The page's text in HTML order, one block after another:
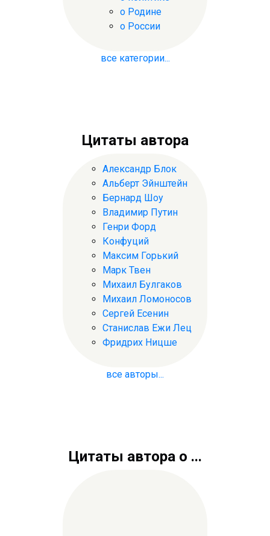
о Родине
о России
все категории...
Цитаты автора
Александр Блок
Альберт Эйнштейн
Бернард Шоу
Владимир Путин
Генри Форд
Конфуций
Максим Горький
Марк Твен
Михаил Булгаков
Михаил Ломоносов
Сергей Есенин
Станислав Ежи Лец
Фридрих Ницше
все авторы...
Цитаты автора о ...